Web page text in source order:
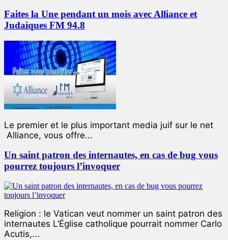
Faites la Une pendant un mois avec Alliance et
Judaiques FM 94.8
Le premier et le plus important media juif sur le net
Alliance, vous offre...
Un saint patron des internautes, en cas de bug vous
pourrez toujours l’invoquer
Religion : le Vatican veut nommer un saint patron des
internautes L’Église catholique pourrait nommer Carlo
Acutis,...